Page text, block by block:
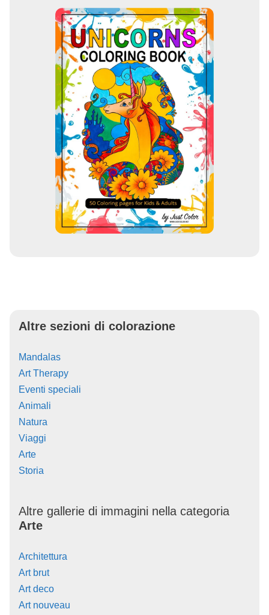
Altre sezioni di colorazione
Mandalas
Art Therapy
Eventi speciali
Animali
Natura
Viaggi
Arte
Storia
Altre gallerie di immagini nella categoria
Arte
Architettura
Art brut
Art deco
Art nouveau